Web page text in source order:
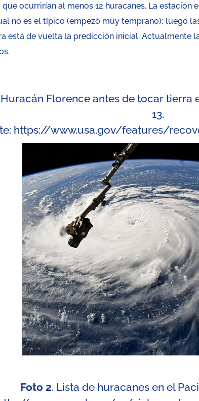
que ocurrirían al menos 12 huracanes. La
no es el típico (empezó muy temprano); luego
está de vuelta la predicción inicial. Actualmente
Huracán Florence antes de tocar tierra
13.
https://www.usa.gov/features/
Foto 2. Lista de huracanes en el